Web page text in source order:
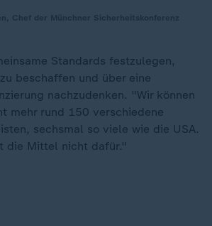
Standards festzulegen,
beschaffen und über eine
nachzudenken. "Wir können
mehr rund 150 verschiedene
sechsmal so viele wie die USA.
die Mittel nicht dafür."